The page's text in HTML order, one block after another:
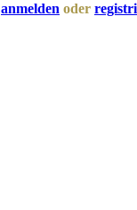
anmelden oder